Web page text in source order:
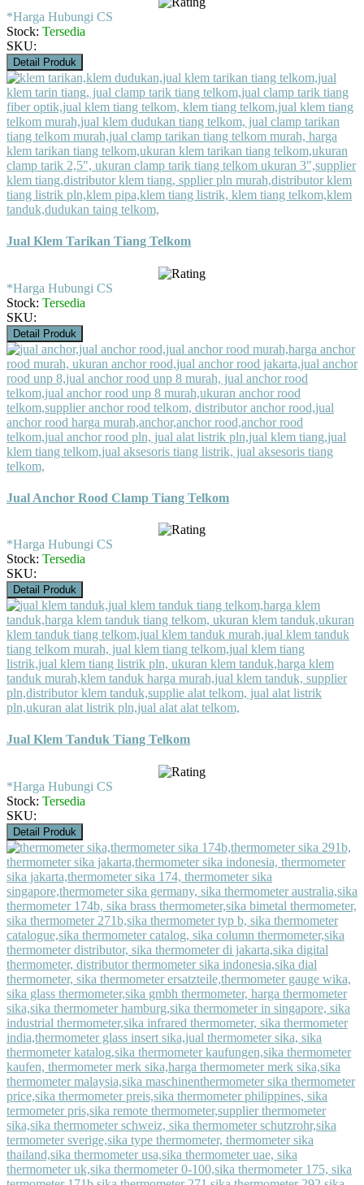
*Harga Hubungi CS
Stock: Tersedia
SKU:
Detail Produk
Jual Klem Tarikan Tiang Telkom
*Harga Hubungi CS
Stock: Tersedia
SKU:
Detail Produk
Jual Anchor Rood Clamp Tiang Telkom
*Harga Hubungi CS
Stock: Tersedia
SKU:
Detail Produk
Jual Klem Tanduk Tiang Telkom
*Harga Hubungi CS
Stock: Tersedia
SKU:
Detail Produk